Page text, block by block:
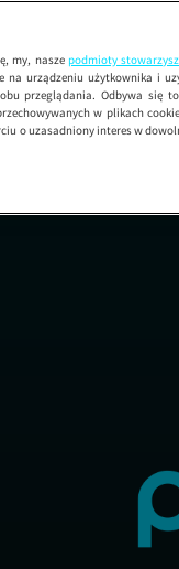
my, nasze podmioty
na urządzeniu użytkownika i
przeglądania. Odbywa się
w plikach
o uzasadniony interes w